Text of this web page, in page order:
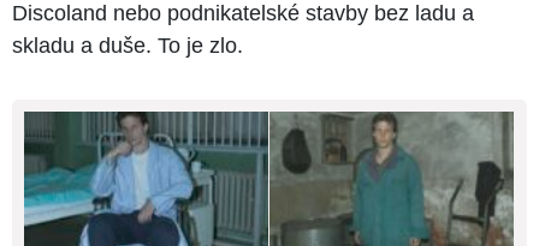
Discoland nebo podnikatelské stavby bez ladu a
skladu a duše. To je zlo.